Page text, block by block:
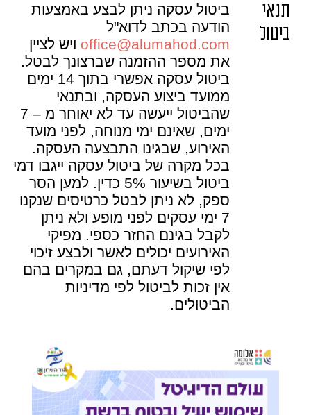
תנאי
ביטול
ביטול עסקה ניתן לבצע באמצעות
הודעה בכתב לדוא"ל
office@alumahod.com ויש לציין
את מספר ההזמנה שברצונך לבטל.
ביטול עסקה אפשרי בתוך 14 ימים
ממועד ביצוע העסקה, ובתנאי
שהביטול ייעשה עד לא יאוחר מ – 7
ימים, שאינם ימי מנוחה, לפני מועד
האירוע, שבגינו התבצעה העסקה.
בכל מקרה של ביטול עסקה ייגבו דמי
ביטול בשיעור 5% כדין. למען הסר
ספק, לא ניתן לבטל כרטיסים שנקנו
7 ימי עסקים לפני מופע ולא ניתן
לקבל בגינם החזר כספי. מפיקי
האירועים יכולים לאשר ולבצע זיכוי
לפי שיקול דעתם, גם במקרים בהם
אין זכות לביטול לפי מדיניות
הביטולים.